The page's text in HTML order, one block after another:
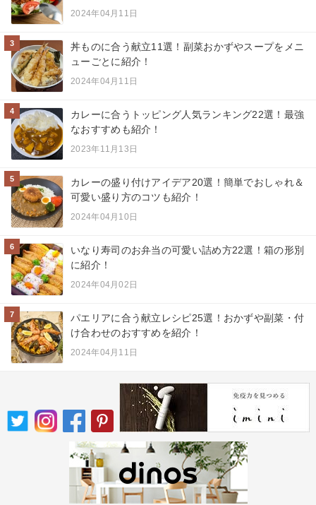
2024年04月11日
3
丼ものに合う献立11選！副菜おかずやスープをメニ
ューごとに紹介！
2024年04月11日
4
カレーに合うトッピング人気ランキング22選！最強
なおすすめも紹介！
2023年11月13日
5
カレーの盛り付けアイデア20選！簡単でおしゃれ＆
可愛い盛り方のコツも紹介！
2024年04月10日
6
いなり寿司のお弁当の可愛い詰め方22選！箱の形別
に紹介！
2024年04月02日
7
パエリアに合う献立レシピ25選！おかずや副菜・付
け合わせのおすすめを紹介！
2024年04月11日